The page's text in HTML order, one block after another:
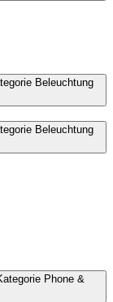
Beleuchtung
Beleuchtung
Phone &